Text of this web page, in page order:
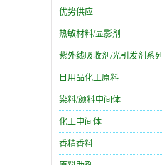
优势供应
热敏材料/显影剂
紫外线吸收剂/光引发剂系列
日用品化工原料
染料/颜料中间体
化工中间体
香精香料